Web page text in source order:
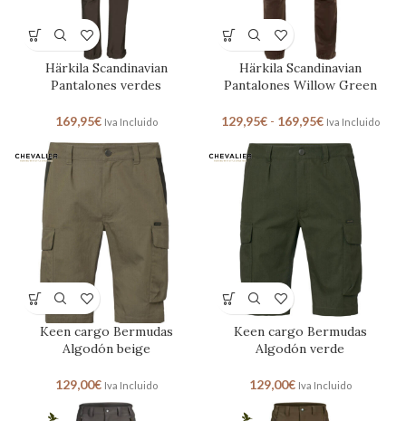
Härkila Scandinavian
Pantalones verdes
169,95€ Iva Incluido
Härkila Scandinavian
Pantalones Willow Green
129,95€ - 169,95€ Iva Incluido
Keen cargo Bermudas
Algodón beige
129,00€ Iva Incluido
Keen cargo Bermudas
Algodón verde
129,00€ Iva Incluido